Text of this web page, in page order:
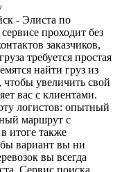
- Элиста по
проходит без
заказчиков,
требуется простая
найти груз из
чтобы увеличить свой
вас с клиентами.
логистов: опытный
маршрут с
итоге также
вариант вы ни
вы всегда
Сервис поиска